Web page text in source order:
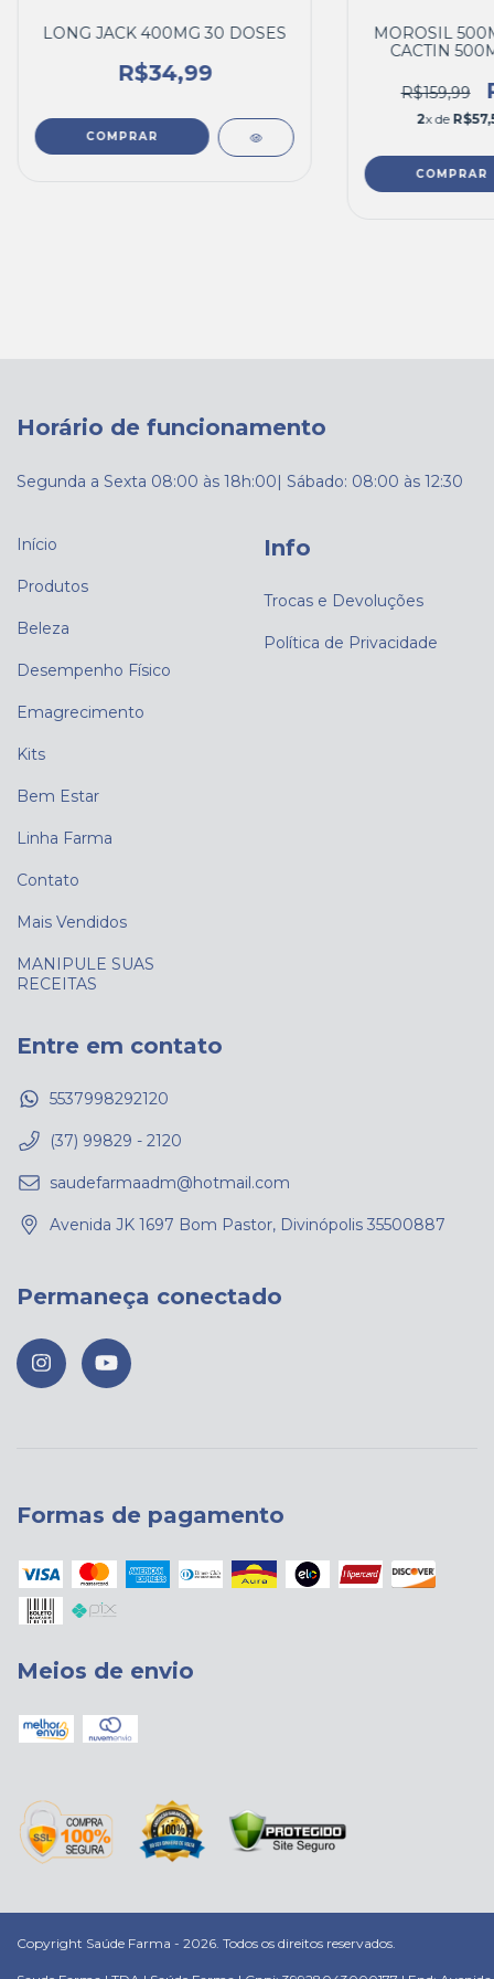
LONG JACK 400MG 30 DOSES
R$34,99
MOROSIL
CACTIN
R$159,99
2x de
Horário de funcionamento
Segunda a Sexta 08:00 às 18h:00| Sábado: 08:00 às 12:30
Início
Produtos
Beleza
Desempenho Físico
Emagrecimento
Kits
Bem Estar
Linha Farma
Contato
Mais Vendidos
MANIPULE SUAS
RECEITAS
Info
Trocas e Devoluções
Política de Privacidade
Entre em contato
5537998292120
(37) 99829 - 2120
saudefarmaadm@hotmail.com
Avenida JK 1697 Bom Pastor, Divinópolis 35500887
Permaneça conectado
Formas de pagamento
Meios de envio
Copyright Saúde Farma - 2026. Todos os direitos reservados.